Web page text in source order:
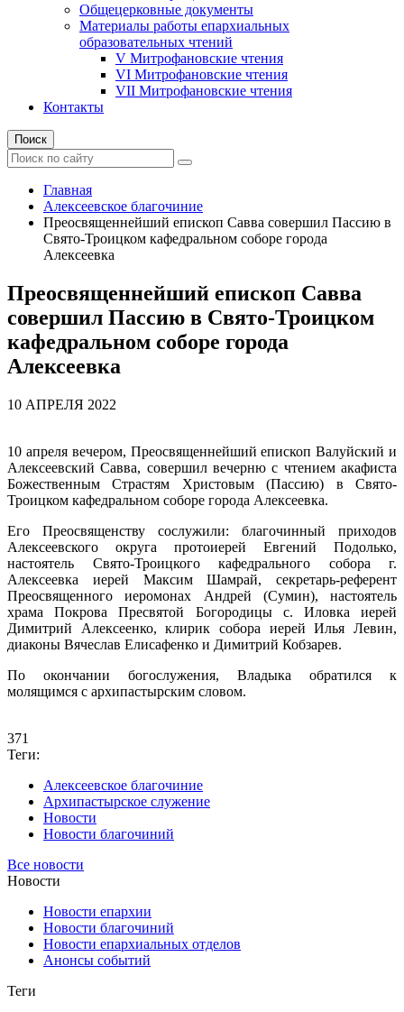
Общецерковные документы
Материалы работы епархиальных
образовательных чтений
V Митрофановские чтения
VI Митрофановские чтения
VII Митрофановские чтения
Контакты
Поиск
Главная
Алексеевское благочиние
Преосвященнейший епископ Савва совершил Пассию в
Свято-Троицком кафедральном соборе города
Алексеевка
Преосвященнейший епископ Савва
совершил Пассию в Свято-Троицком
кафедральном соборе города
Алексеевка
10 АПРЕЛЯ 2022
10 апреля вечером, Преосвященнейший епископ Валуйский и
Алексеевский Савва, совершил вечерню с чтением акафиста
Божественным Страстям Христовым (Пассию) в Свято-
Троицком кафедральном соборе города Алексеевка.
Его Преосвященству сослужили: благочинный приходов
Алексеевского округа протоиерей Евгений Подолько,
настоятель Свято-Троицкого кафедрального собора г.
Алексеевка иерей Максим Шамрай, секретарь-референт
Преосвященного иеромонах Андрей (Сумин), настоятель
храма Покрова Пресвятой Богородицы с. Иловка иерей
Димитрий Алексеенко, клирик собора иерей Илья Левин,
диаконы Вячеслав Елисафенко и Димитрий Кобзарев.
По окончании богослужения, Владыка обратился к
молящимся с архипастырским словом.
371
Теги:
Алексеевское благочиние
Архипастырское служение
Новости
Новости благочиний
Все новости
Новости
Новости епархии
Новости благочиний
Новости епархиальных отделов
Анонсы событий
Теги